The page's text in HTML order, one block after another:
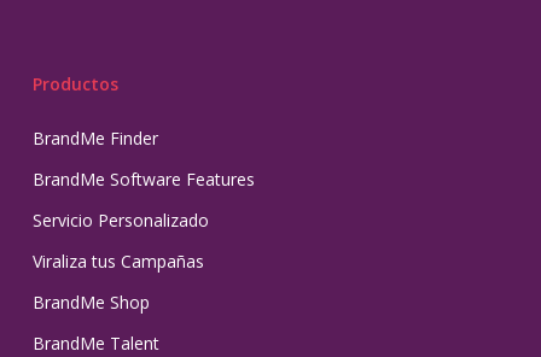
Productos
BrandMe Finder
BrandMe Software Features
Servicio Personalizado
Viraliza tus Campañas
BrandMe Shop
BrandMe Talent